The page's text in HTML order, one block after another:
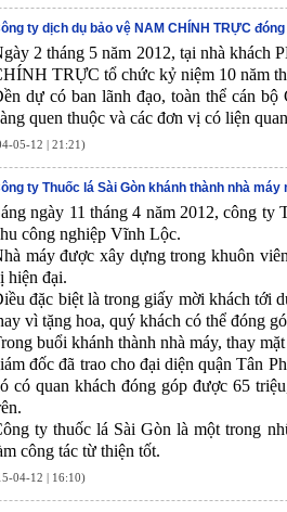
ty dịch dụ bảo vệ NAM CHÍNH TRỰC
2 tháng 5 năm 2012, tại nhà
TRỰC tổ chức kỷ niệm 10 năm
dự có ban lãnh đạo, toàn thể cán
quen thuộc và các đơn vị có liện
05-12 | 21:21)
ty Thuốc lá Sài Gòn khánh thành nhà máy
ngày 11 tháng 4 năm 2012, công ty
công nghiệp Vĩnh Lộc.
máy được xây dựng trong khuôn
hiện đại.
đặc biệt là trong giấy mời khách tới
vì tặng hoa, quý khách có thể đóng
buổi khánh thành nhà máy, thay
đốc đã trao cho đại diện quận Tân
có quan khách đóng góp được 65
ty thuốc lá Sài Gòn là một trong
công tác từ thiện tốt.
04-12 | 16:10)